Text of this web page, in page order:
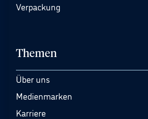
Verpackung
Themen
Über uns
Medienmarken
Karriere